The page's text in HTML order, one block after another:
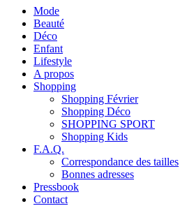
Mode
Beauté
Déco
Enfant
Lifestyle
A propos
Shopping
Shopping Février
Shopping Déco
SHOPPING SPORT
Shopping Kids
F.A.Q.
Correspondance des tailles
Bonnes adresses
Pressbook
Contact